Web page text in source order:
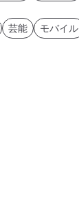
芸能 モバイル